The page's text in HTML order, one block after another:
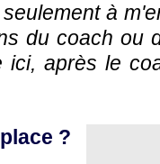
à
du coach ou
ici, après le
?